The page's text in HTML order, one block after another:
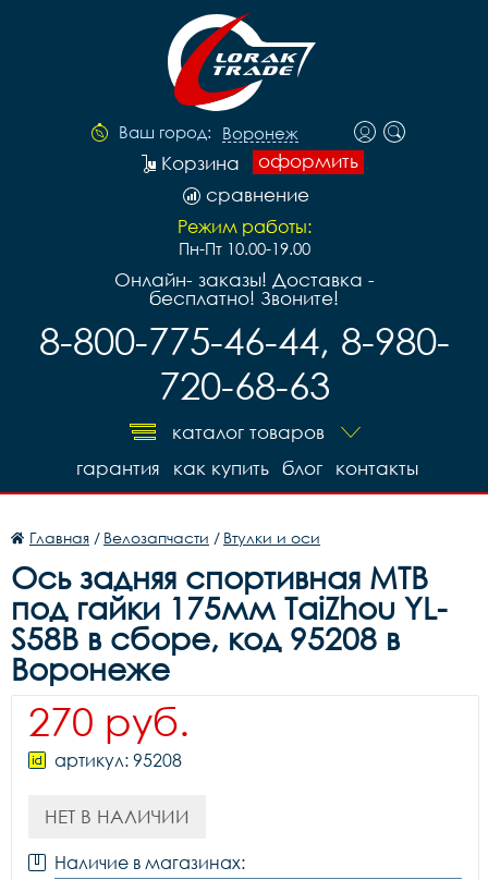
Ваш город: Воронеж
оформить
Корзина
сравнение
Режим работы:
Пн-Пт 10.00-19.00
Онлайн- заказы! Доставка -
бесплатно! Звоните!
8-800-775-46-44, 8-980-
720-68-63
каталог товаров
контакты
блог
как купить
гарантия
Главная / Велозапчасти / Втулки и оси
Ось задняя спортивная MTB
под гайки 175мм TaiZhou YL-
S58B в сборе, код 95208 в
Воронеже
270 руб.
артикул: 95208
НЕТ В НАЛИЧИИ
Наличие в магазинах: